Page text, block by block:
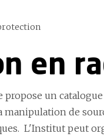
en
propose un catalogue
de
L'Institut peut